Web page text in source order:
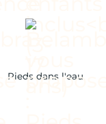
Pieds dans l'eau